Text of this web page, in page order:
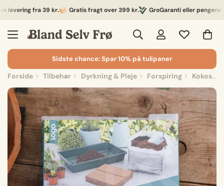
fra 39 kr. Gratis fragt over 399 kr. GroGaranti eller pengene
Sidste chance: Spar 10% på tulipaner
Forside Tilbehør Dyrkning & Pleje Forspiring Kokosmuld 10 liter, 18x18 cm